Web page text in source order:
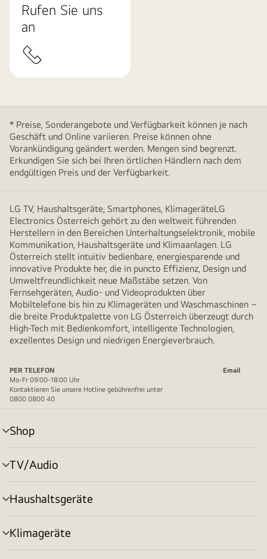
Rufen Sie uns
an
* Preise, Sonderangebote und Verfügbarkeit können je nach
Geschäft und Online variieren. Preise können ohne
Vorankündigung geändert werden. Mengen sind begrenzt.
Erkundigen Sie sich bei Ihren örtlichen Händlern nach dem
endgültigen Preis und der Verfügbarkeit.
LG TV, Haushaltsgeräte, Smartphones, KlimageräteLG
Electronics Österreich gehört zu den weltweit führenden
Herstellern in den Bereichen Unterhaltungselektronik, mobile
Kommunikation, Haushaltsgeräte und Klimaanlagen. LG
Österreich stellt intuitiv bedienbare, energiesparende und
innovative Produkte her, die in puncto Effizienz, Design und
Umweltfreundlichkeit neue Maßstäbe setzen. Von
Fernsehgeräten, Audio- und Videoprodukten über
Mobiltelefone bis hin zu Klimageräten und Waschmaschinen –
die breite Produktpalette von LG Österreich überzeugt durch
High-Tech mit Bedienkomfort, intelligente Technologien,
exzellentes Design und niedrigen Energieverbrauch.
PER TELEFON
Email
Mo-Fr 09:00-18:00 Uhr
Kontaktieren Sie unsere Hotline gebührenfrei unter
0800 0800 40
Shop
Menü
umschalten
TV/Audio
Menü
umschalten
Haushaltsgeräte
Menü
umschalten
Klimageräte
Menü
umschalten